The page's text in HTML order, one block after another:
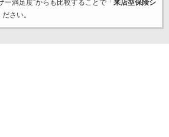
ー満足度”からも比較することで「 来店型保険シ
さい。